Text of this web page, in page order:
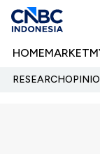
HOMEMARKET
RESEARCH